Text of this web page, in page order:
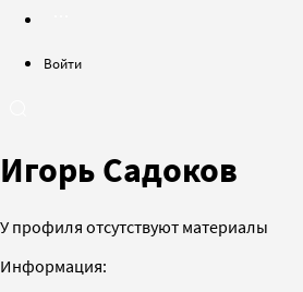
Войти
Игорь Садоков
У профиля отсутствуют материалы
Информация: